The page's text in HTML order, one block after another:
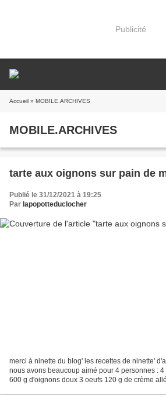
Publicité
Accueil » MOBILE.ARCHIVES
MOBILE.ARCHIVES
tarte aux oignons sur pain de
Publié le 31/12/2021 à 19:25
Par lapopotteduclocher
merci à ninette du blog' les recettes de ninette'
nous avons beaucoup aimé pour 4 personnes :
600 g d'oignons doux 3 oeufs 120 g de crème